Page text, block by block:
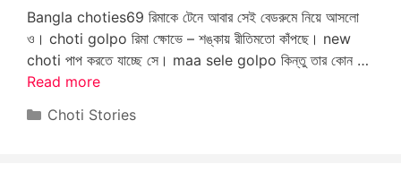
Bangla choties69 রিমাকে টেনে আবার সেই বেডরুমে নিয়ে আসলো
ও। choti golpo রিমা ক্ষোভে – শঙ্কায় রীতিমতো কাঁপছে। new
choti পাপ করতে যাচ্ছে সে। maa sele golpo কিন্তু তার কোন …
Read more
Categories
Choti Stories